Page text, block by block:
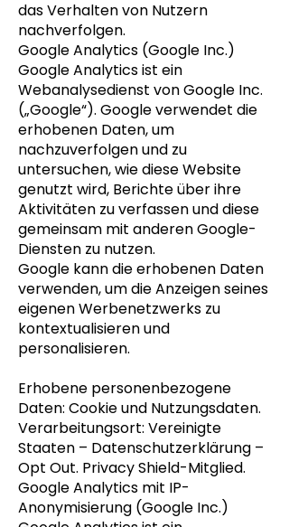
das Verhalten von Nutzern
nachverfolgen.
Google Analytics (Google Inc.)
Google Analytics ist ein
Webanalysedienst von Google Inc.
(„Google“). Google verwendet die
erhobenen Daten, um
nachzuverfolgen und zu
untersuchen, wie diese Website
genutzt wird, Berichte über ihre
Aktivitäten zu verfassen und diese
gemeinsam mit anderen Google-
Diensten zu nutzen.
Google kann die erhobenen Daten
verwenden, um die Anzeigen seines
eigenen Werbenetzwerks zu
kontextualisieren und
personalisieren.
Erhobene personenbezogene
Daten: Cookie und Nutzungsdaten.
Verarbeitungsort: Vereinigte
Staaten – Datenschutzerklärung –
Opt Out. Privacy Shield-Mitglied.
Google Analytics mit IP-
Anonymisierung (Google Inc.)